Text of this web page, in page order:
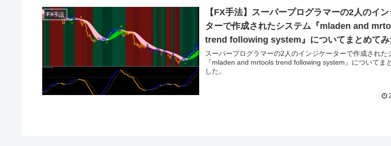
FX手法
【FX手法】スーパープログラマーの2人のイ
ターで作成されたシステム『mladen and
trend following system』についてまとめてみ
スーパープログラマーの2人のインジケーターで作成された
『mladen and mrtools trend following system』についてま
した。